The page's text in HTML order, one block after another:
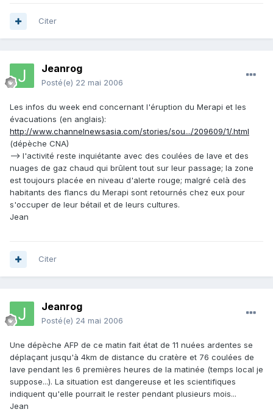
Citer
Jeanrog
Posté(e) 22 mai 2006
Les infos du week end concernant l'éruption du Merapi et les
évacuations (en anglais):
http://www.channelnewsasia.com/stories/sou.../209609/1/.html
(dépèche CNA)
--> l'activité reste inquiétante avec des coulées de lave et des
nuages de gaz chaud qui brûlent tout sur leur passage; la zone
est toujours placée en niveau d'alerte rouge; malgré celà des
habitants des flancs du Merapi sont retournés chez eux pour
s'occuper de leur bétail et de leurs cultures.
Jean
Citer
Jeanrog
Posté(e) 24 mai 2006
Une dépèche AFP de ce matin fait état de 11 nuées ardentes se
déplaçant jusqu'à 4km de distance du cratère et 76 coulées de
lave pendant les 6 premières heures de la matinée (temps local je
suppose...). La situation est dangereuse et les scientifiques
indiquent qu'elle pourrait le rester pendant plusieurs mois...
Jean